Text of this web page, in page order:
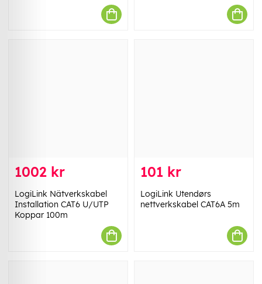
1002 kr
LogiLink Nätverkskabel
Installation CAT6 U/UTP
Koppar 100m
101 kr
LogiLink Utendørs
nettverkskabel CAT6A 5m